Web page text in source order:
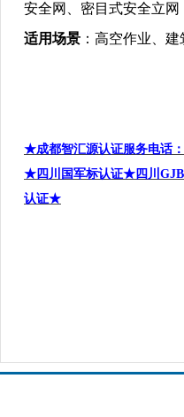
安全网、密目式安全立网
适用场景 ：高空作业、
★成都智汇源认证服务电话：
★四川国军标认证★四川
认证★